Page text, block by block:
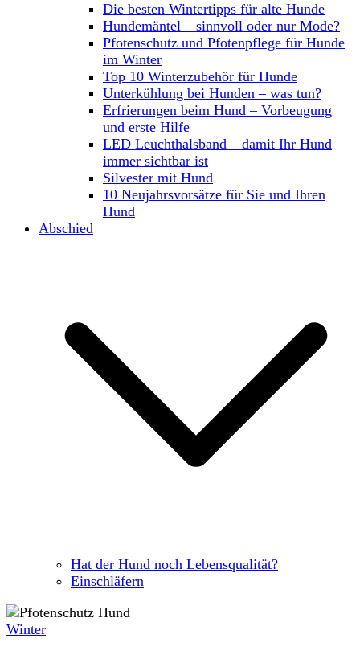
Die besten Wintertipps für alte Hunde
Hundemäntel – sinnvoll oder nur Mode?
Pfotenschutz und Pfotenpflege für Hunde
im Winter
Top 10 Winterzubehör für Hunde
Unterkühlung bei Hunden – was tun?
Erfrierungen beim Hund – Vorbeugung
und erste Hilfe
LED Leuchthalsband – damit Ihr Hund
immer sichtbar ist
Silvester mit Hund
10 Neujahrsvorsätze für Sie und Ihren
Hund
Abschied
Hat der Hund noch Lebensqualität?
Einschläfern
Winter